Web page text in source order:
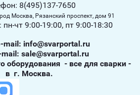
8(495)137-7650
Москва, Рязанский проспект, дом 91
чт 9:00-19:00, пт 9:00-18:30
info@svarportal.ru
sale@svarportal.ru
оборудования - все для сварки -
в г. Москва.